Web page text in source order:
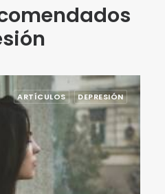
ARTÍCULOS DEPRESIÓN